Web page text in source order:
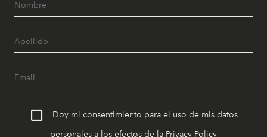
Doy mi consentimiento para el uso de mis datos
personales a los efectos de la Privacy Policy